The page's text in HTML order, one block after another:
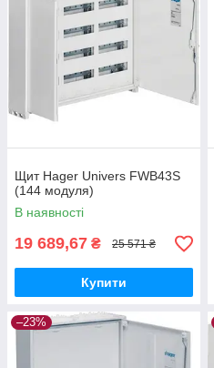
Щит Hager Univers FWB43S
(144 модуля)
В наявності
19 689,67 ₴ 25 571 ₴
Купити
–23%